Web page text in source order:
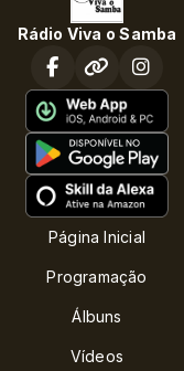
Rádio Viva o Samba
Página Inicial
Programação
Álbuns
Vídeos